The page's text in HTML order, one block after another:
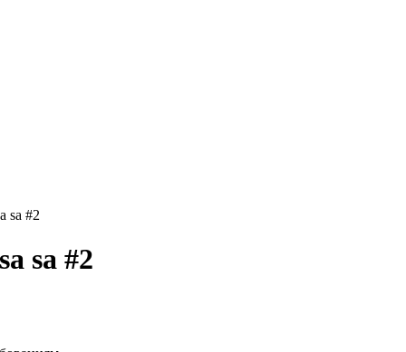
sa #2
sa #2